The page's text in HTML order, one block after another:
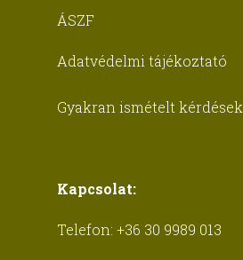
ÁSZF
Adatvédelmi tájékoztató
Gyakran ismételt kérdések
Kapcsolat:
Telefon: +36 30 9989 013